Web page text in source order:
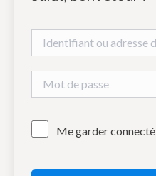
Me garder connecté